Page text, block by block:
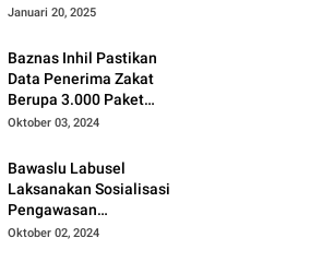
Dua Anak Kakak-
Gereja
Januari 20, 2025
Baznas Inhil Pastikan
Data Penerima Zakat
Berupa 3.000 Paket
Premium Boxs Sudah
Oktober 03, 2024
Bawaslu Labusel
Laksanakan Sosialisasi
Pengawasan
Partisipatif kepada
Oktober 02, 2024